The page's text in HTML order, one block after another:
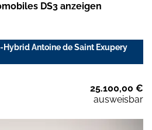
DS3 anzeigen
Hybrid Antoine de Saint Exupery
25.100,00 €
ausweisbar